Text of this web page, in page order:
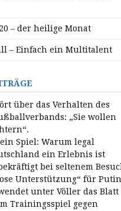
– der heilige Monat
– Einfach ein Multitalent
über das Verhalten des
„Sie wollen
Spiel: Warum legal
ein Erlebnis ist
bei seltenem
Unterstützung“ für Putin
unter Völler das Blatt
Trainingsspiel gegen